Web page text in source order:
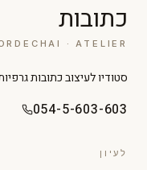
כתובות
· ATELIER
סטודיו לעיצוב כתובות
054-5-603-603
לעיון